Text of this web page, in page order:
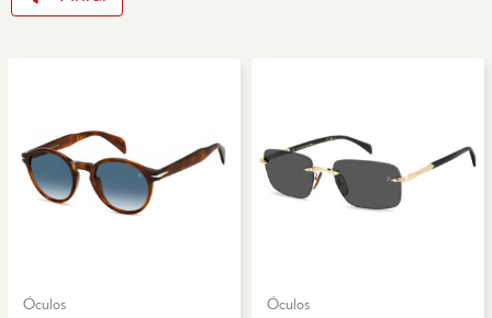
Óculos Óculos